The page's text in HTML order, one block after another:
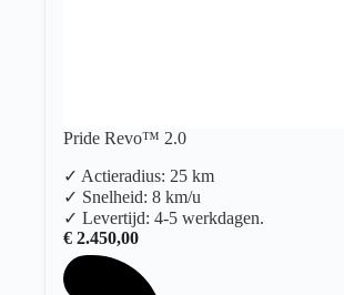
Pride Revo™ 2.0
✓ Actieradius: 25 km
✓ Snelheid: 8 km/u
✓ Levertijd: 4-5 werkdagen.
€ 2.450,00